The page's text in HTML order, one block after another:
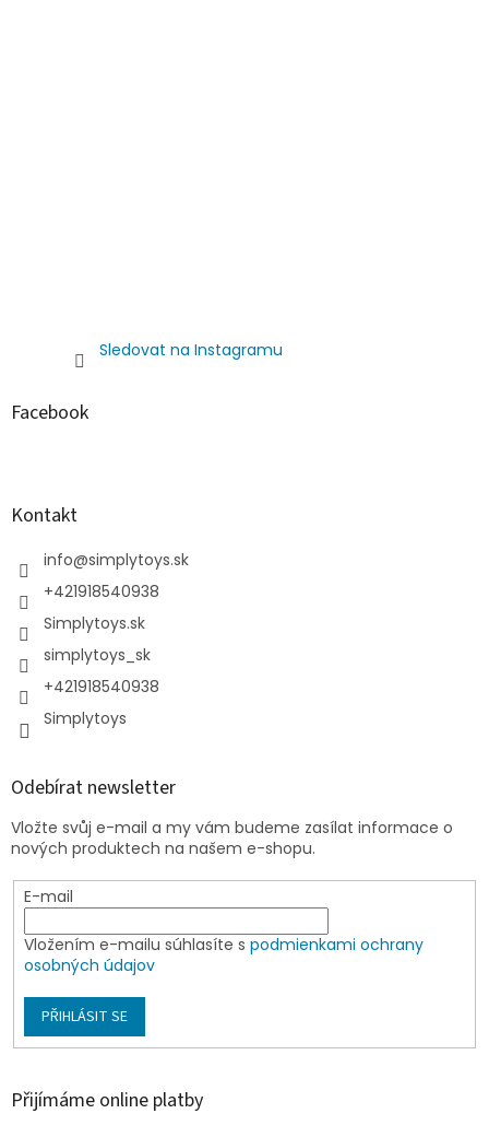
Sledovat na Instagramu
Facebook
Kontakt
info@simplytoys.sk
+421918540938
Simplytoys.sk
simplytoys_sk
+421918540938
Simplytoys
Odebírat newsletter
Vložte svůj e-mail a my vám budeme zasílat informace o
nových produktech na našem e-shopu.
E-mail
Vložením e-mailu súhlasíte s podmienkami ochrany
osobných údajov
PŘIHLÁSIT SE
Přijímáme online platby